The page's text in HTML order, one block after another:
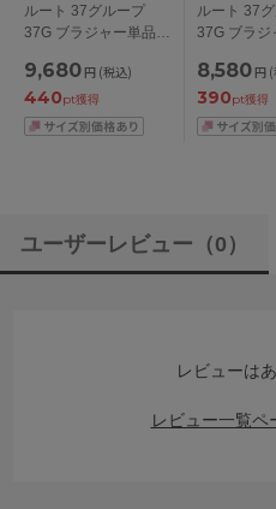
ルート 37グループ
37G ブラジャー単品
アンダー 65/70/75cm
9,680 円 (税込)
440pt獲得
ルート 37
37G ブラジ
プ アンダー
65/70/75cm
8,580 円
390pt獲得
ユーザーレビュー （0）
レビューは
レビュー一覧ペ